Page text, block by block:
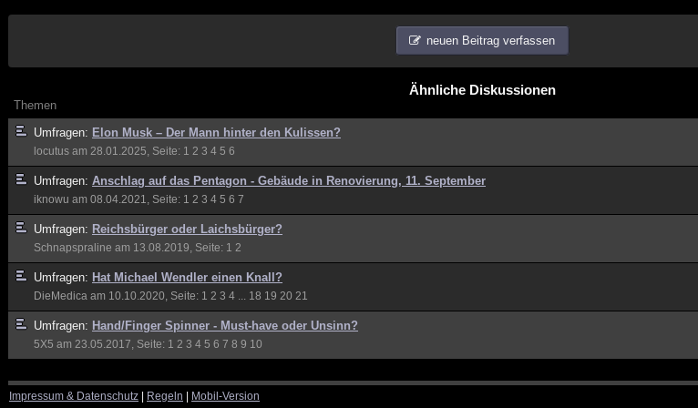
neuen Beitrag verfassen
Ähnliche Diskussionen
Themen
Umfragen: Elon Musk – Der Mann hinter den Kulissen?
locutus am 28.01.2025, Seite: 1 2 3 4 5 6
Umfragen: Anschlag auf das Pentagon - Gebäude in Renovierung, 11. September
iknowu am 08.04.2021, Seite: 1 2 3 4 5 6 7
Umfragen: Reichsbürger oder Laichsbürger?
Schnapspraline am 13.08.2019, Seite: 1 2
Umfragen: Hat Michael Wendler einen Knall?
DieMedica am 10.10.2020, Seite: 1 2 3 4 18 19 20 21
Umfragen: Hand/Finger Spinner - Must-have oder Unsinn?
5X5 am 23.05.2017, Seite: 1 2 3 4 5 6 7 8 9 10
Impressum & Datenschutz Regeln Mobil-Version